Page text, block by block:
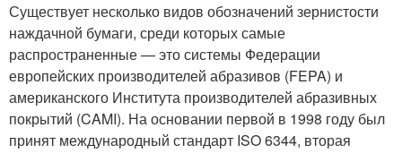
Существует несколько видов обозначений зернистости
наждачной бумаги, среди которых самые
распространенные — это системы Федерации
европейских производителей абразивов (FEPA) и
американского Института производителей абразивных
покрытий (CAMI). На основании первой в 1998 году был
принят международный стандарт ISO 6344, вторая